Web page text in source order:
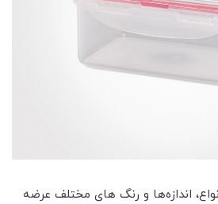
اندازه‌ها و رنگ های مختلف عرضه